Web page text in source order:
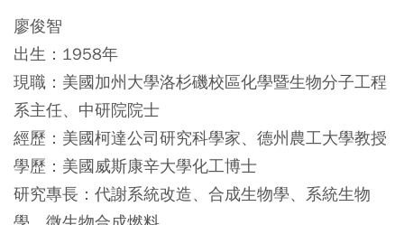
廖俊智
出生：1958年
現職：美國加州大學洛杉磯校區化學暨生物分子工程
系主任、中研院院士
經歷：美國柯達公司研究科學家、德州農工大學教授
學歷：美國威斯康辛大學化工博士
研究專長：代謝系統改造、合成生物學、系統生物